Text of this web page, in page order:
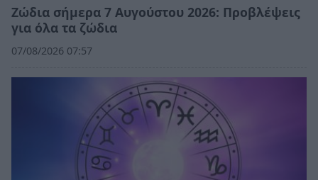
Ζώδια σήμερα 7 Αυγούστου 2026: Προβλέψεις
για όλα τα ζώδια
07/08/2026 07:57